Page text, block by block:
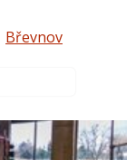
Břevnov